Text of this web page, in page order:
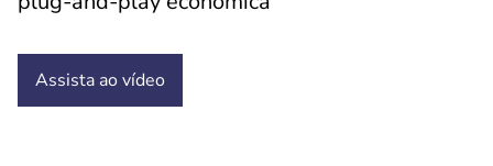
Assista ao vídeo